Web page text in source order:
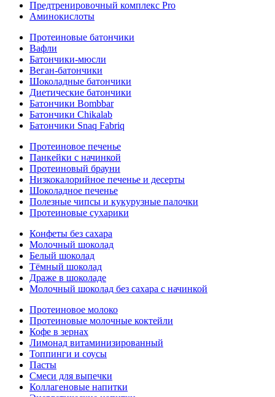
Предтренировочный комплекс Pro
Аминокислоты
Протеиновые батончики
Вафли
Батончики-мюсли
Веган-батончики
Шоколадные батончики
Диетические батончики
Батончики Bombbar
Батончики Chikalab
Батончики Snaq Fabriq
Протеиновое печенье
Панкейки с начинкой
Протеиновый брауни
Низкокалорийное печенье и десерты
Шоколадное печенье
Полезные чипсы и кукурузные палочки
Протеиновые сухарики
Конфеты без сахара
Молочный шоколад
Белый шоколад
Тёмный шоколад
Драже в шоколаде
Молочный шоколад без сахара с начинкой
Протеиновое молоко
Протеиновые молочные коктейли
Кофе в зернах
Лимонад витаминизированный
Топпинги и соусы
Пасты
Смеси для выпечки
Коллагеновые напитки